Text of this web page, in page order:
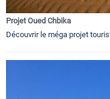
Projet Oued Chbika
Découvrir le méga projet